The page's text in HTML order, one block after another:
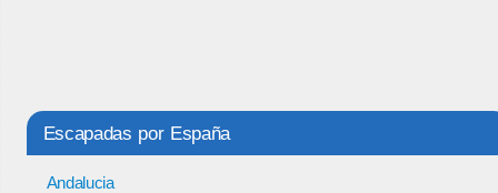
Escapadas por España
Andalucia